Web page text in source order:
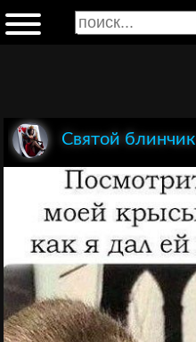
Святой блинчик